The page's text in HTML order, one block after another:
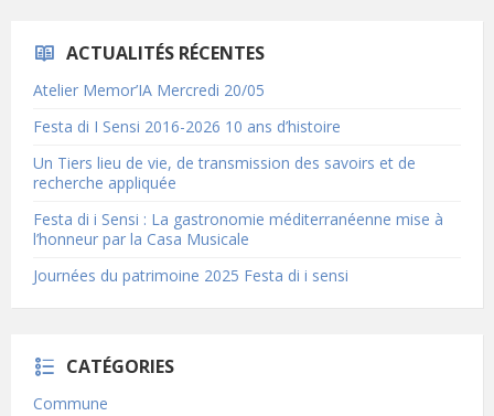
ACTUALITÉS RÉCENTES
Atelier Memor’IA Mercredi 20/05
Festa di I Sensi 2016-2026 10 ans d’histoire
Un Tiers lieu de vie, de transmission des savoirs et de
recherche appliquée
Festa di i Sensi : La gastronomie méditerranéenne mise à
l’honneur par la Casa Musicale
Journées du patrimoine 2025 Festa di i sensi
CATÉGORIES
Commune